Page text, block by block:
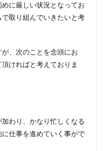
に厳しい状況となってお
取り組んでいきたいと考
、次のことを念頭にお
ければと考えておりま
わり、かなり忙しくなる
仕事を進めていく事がで